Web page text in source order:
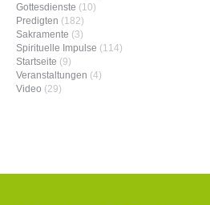
Gottesdienste (10)
Predigten (182)
Sakramente (3)
Spirituelle Impulse (114)
Startseite (9)
Veranstaltungen (4)
Video (29)